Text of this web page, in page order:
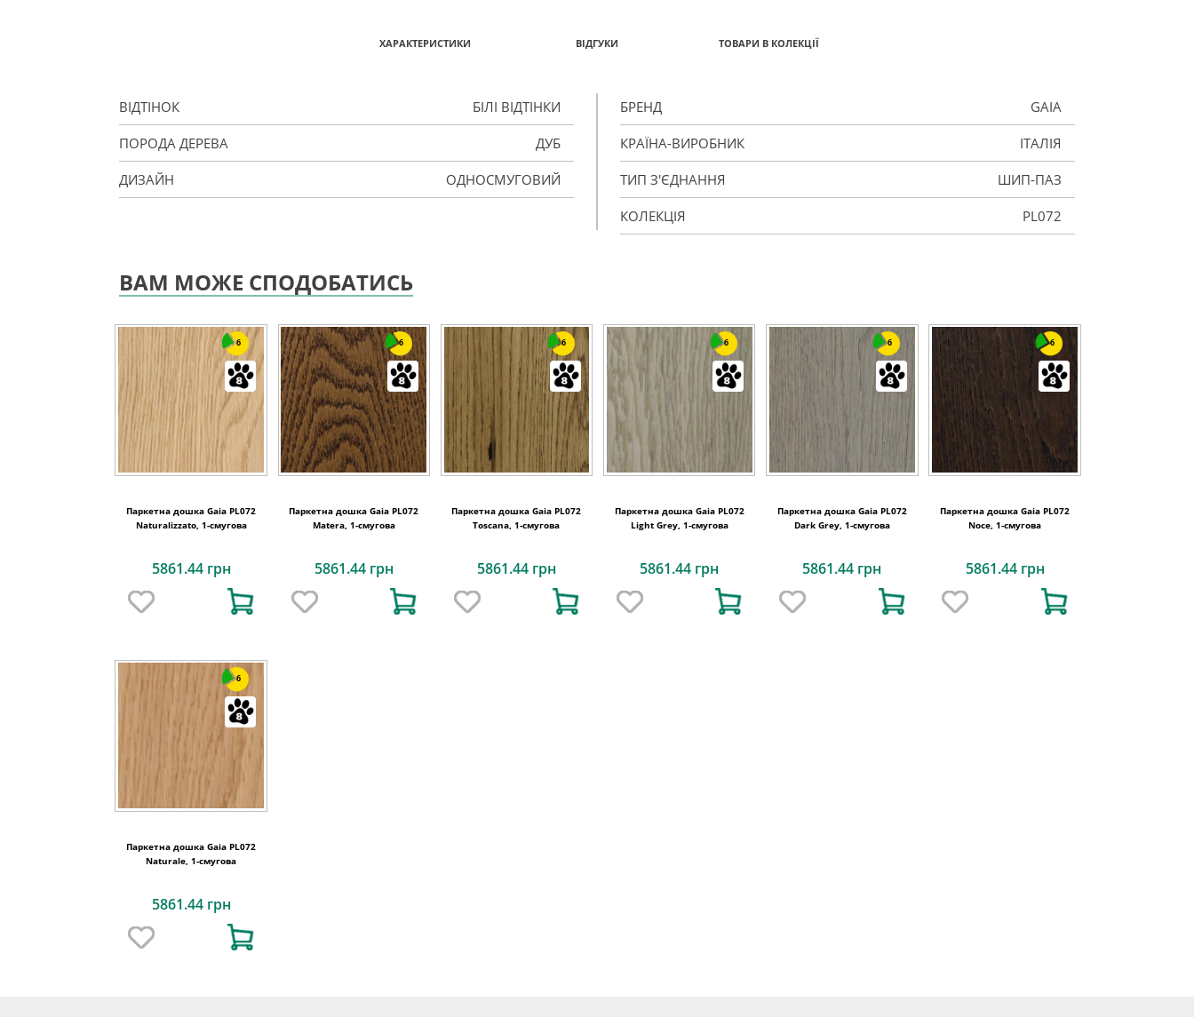
ХАРАКТЕРИСТИКИ ВІДГУКИ ТОВАРИ В КОЛЕКЦІЇ
ВІДТІНОК БІЛІ ВІДТІНКИ
ПОРОДА ДЕРЕВА ДУБ
ДИЗАЙН ОДНОСМУГОВИЙ
БРЕНД GAIA
КРАЇНА-ВИРОБНИК ІТАЛІЯ
ТИП З'ЄДНАННЯ ШИП-ПАЗ
КОЛЕКЦІЯ PL072
ВАМ МОЖЕ СПОДОБАТИСЬ
6
Паркетна дошка Gaia PL072
Naturalizzato, 1-смугова
5861.44 грн
6
Паркетна дошка Gaia PL072
Matera, 1-смугова
5861.44 грн
6
Паркетна дошка Gaia PL072
Toscana, 1-смугова
5861.44 грн
6
Паркетна дошка Gaia PL072
Light Grey, 1-смугова
5861.44 грн
6
Паркетна дошка Gaia PL072
Dark Grey, 1-смугова
5861.44 грн
6
Паркетна дошка Gaia PL072
Noce, 1-смугова
5861.44 грн
6
Паркетна дошка Gaia PL072
Naturale, 1-смугова
5861.44 грн